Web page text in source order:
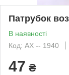
Патрубок
В наявності
Код: АХ -- 1940
47 ₴